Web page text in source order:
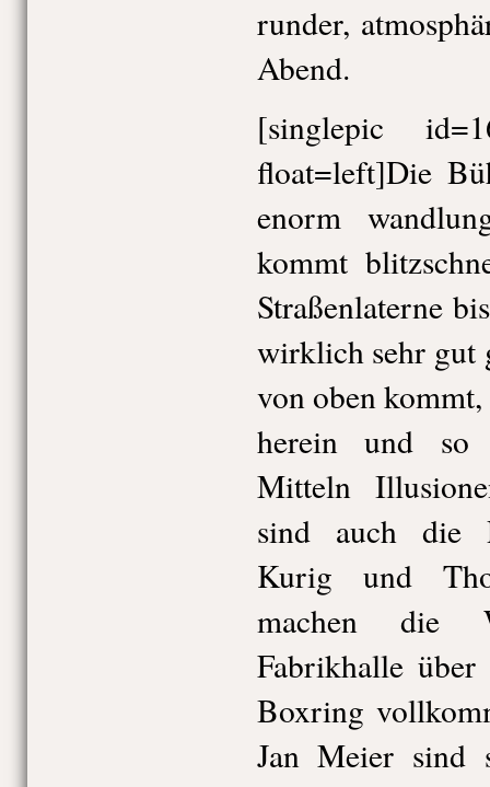
runder,
Abend.
[singlepic
float=left]Die
enorm
kommt
Straßenlaterne
wirklich sehr gut
von oben
herein und so
Mitteln
sind auch die
Kurig und
machen die
Fabrikhalle
Boxring
Jan Meier sind